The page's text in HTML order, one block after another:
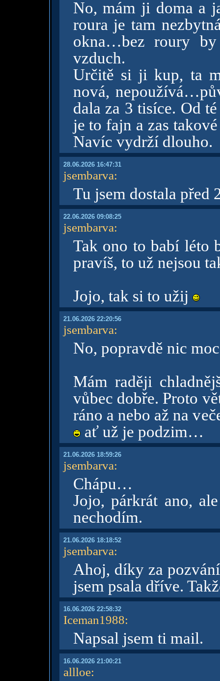
No, mám ji doma a
roura je tam
okna…bez roury by
vzduch.
Určitě si ji kup, ta
nová,
dala za 3 tisíce. Od
je to fajn a zas
Navíc vydrží dlouho.
28.06.2026 16:47:31
jsembarva:
Tu jsem dostala před
22.06.2026 09:08:25
jsembarva:
Tak ono to babí léto
pravíš, to už nejsou
Jojo, tak si to užij
21.06.2026 22:20:56
jsembarva:
No, popravdě nic
Mám raději
vůbec dobře. Proto
ráno a nebo až na
ať už je podzim…
21.06.2026 18:59:26
jsembarva:
Chápu…
Jojo, párkrát ano,
nechodím.
21.06.2026 18:18:52
jsembarva:
Ahoj, díky za
jsem psala dříve.
16.06.2026 22:58:32
Iceman1988:
Napsal jsem ti mail.
16.06.2026 21:00:21
allloe: